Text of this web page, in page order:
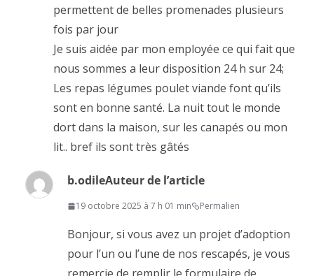
permettent de belles promenades plusieurs
fois par jour
Je suis aidée par mon employée ce qui fait que
nous sommes a leur disposition 24 h sur 24;
Les repas légumes poulet viande font qu’ils
sont en bonne santé. La nuit tout le monde
dort dans la maison, sur les canapés ou mon
lit.. bref ils sont très gâtés
b.odileAuteur de l’article
19 octobre 2025 à 7 h 01 min Permalien
Bonjour, si vous avez un projet d’adoption
pour l’un ou l’une de nos rescapés, je vous